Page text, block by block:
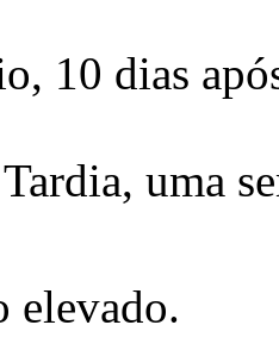
10 dias
Tardia, uma
elevado.